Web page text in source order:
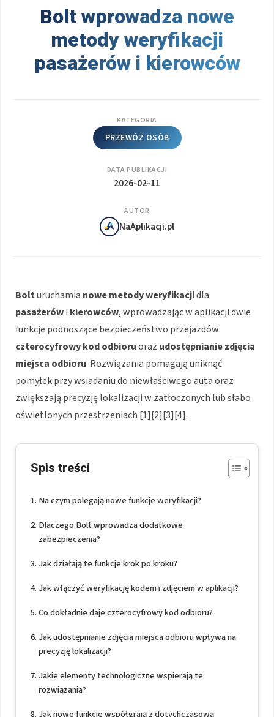
Bolt wprowadza nowe
metody weryfikacji
pasażerów i kierowców
KATEGORIA
PRZEWÓZ OSÓB
DATA PUBLIKACJI
2026-02-11
AUTOR
NaAplikacji.pl
Bolturuchamia nowe metody weryfikacjidla
pasażerówi kierowców, wprowadzając w aplikacji dwie
funkcje podnoszące bezpieczeństwo przejazdów:
czterocyfrowy kod odbioruoraz udostępnianie zdjęcia
miejsca odbioru. Rozwiązania pomagają uniknąć
pomyłek przy wsiadaniu do niewłaściwego auta oraz
zwiększają precyzję lokalizacji w zatłoczonych lub słabo
oświetlonych przestrzeniach [1][2][3][4].
Spis treści
Na czym polegają nowe funkcje weryfikacji?
Dlaczego Bolt wprowadza dodatkowe
zabezpieczenia?
Jak działają te funkcje krok po kroku?
Jak włączyć weryfikację kodem i zdjęciem w aplikacji?
Co dokładnie daje czterocyfrowy kod odbioru?
Jak udostępnianie zdjęcia miejsca odbioru wpływa na
precyzję lokalizacji?
Jakie elementy technologiczne wspierają te
rozwiązania?
Jak nowe funkcje współgrają z dotychczasową